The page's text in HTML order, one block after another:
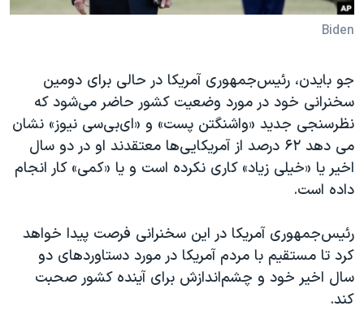
گالری عکس
اعتراضات زن، زندگی، آزادی
تریبونال مردمی آبان ۹۸
دادگاه حمید نوری
چهل سال گروگان‌گیری
قانون شفافیت دارائی کادر رهبری ایران
اعتراضات مردمی آبان ۹۸
اسرائیل در جنگ
نرگس محمدی برنده جایزه نوبل صلح
همایش محافظه‌کاران آمریکا «سی‌پک»
Biden
جو بایدن، رئیس‌جمهوری آمریکا در حالی برای دومین
سخنرانی خود در مورد وضعیت کشور حاضر می‌شود که
نظرسنجی جدید «واشنگتن پست» و «ای‌بی‌سی نیوز» نشان
می دهد ۶۲ درصد از آمریکایی‌ها معتقدند او در دو سال
اخیر یا «خیلی زیاد» کاری نکرده است و یا «کمی» کار انجام
داده است.
رئیس‌جمهوری آمریکا در این سخنرانی فرصت پیدا خواهد
کرد تا مستقیم با مردم آمریکا در‌ مورد دستاوردهای دو
سال اخیر خود و چشم‌اندازش برای آینده کشور صحبت
کند.